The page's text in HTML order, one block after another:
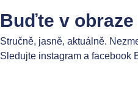
Buďte v obraze
Stručně, jasně, aktuálně.
Sledujte instagram a facebook